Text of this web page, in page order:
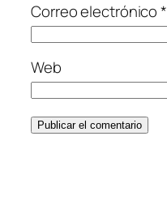
Correo electrónico*
Web